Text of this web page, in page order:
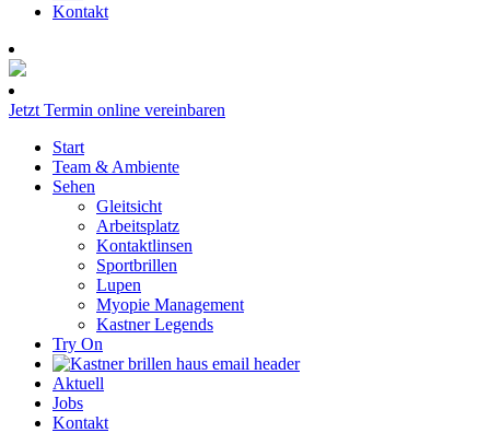
Kontakt
Jetzt Termin online vereinbaren
Start
Team & Ambiente
Sehen
Gleitsicht
Arbeitsplatz
Kontaktlinsen
Sportbrillen
Lupen
Myopie Management
Kastner Legends
Try On
Aktuell
Jobs
Kontakt